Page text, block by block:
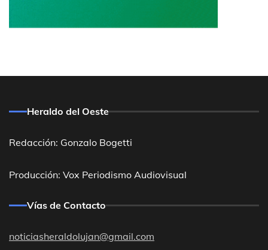
Heraldo del Oeste
Redacción: Gonzalo Bogetti
Producción: Vox Periodismo Audiovisual
Vías de Contacto
noticiasheraldolujan@gmail.com